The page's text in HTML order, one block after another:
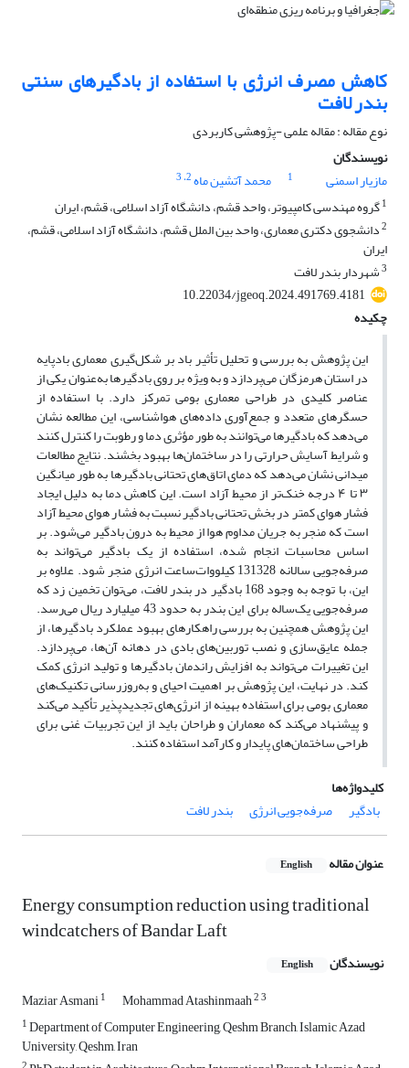
کاهش مصرف انرژی با استفاده از بادگیرهای سنتی
بندر لافت
نوع مقاله : مقاله علمی -پژوهشی کاربردی
نویسندگان
مازیار اسمنی
1 محمد آتشین ماه2، 3
1گروه مهندسی کامپیوتر، واحد قشم، دانشگاه آزاد اسلامی، قشم، ایران
2دانشجوی دکتری معماری، واحد بین الملل قشم، دانشگاه آزاد اسلامی، قشم،
ایران
3شهردار بندر لافت
10.22034/jgeoq.2024.491769.4181
چکیده
این پژوهش به بررسی و تحلیل تأثیر باد بر شکل‌گیری معماری بادپایه
در استان هرمزگان می‌پردازد و به‌ ویژه بر روی بادگیرها به‌عنوان یکی از
عناصر کلیدی در طراحی معماری بومی تمرکز دارد. با استفاده از
حسگرهای متعدد و جمع‌آوری داده‌های هواشناسی، این مطالعه نشان
می‌دهد که بادگیرها می‌توانند به طور مؤثری دما و رطوبت را کنترل کنند
و شرایط آسایش حرارتی را در ساختمان‌ها بهبود بخشند. نتایج مطالعات
میدانی نشان می‌دهد که دمای اتاق‌های تحتانی بادگیرها به طور میانگین
۳ تا ۴ درجه خنک‌تر از محیط آزاد است. این کاهش دما به دلیل ایجاد
فشار هوای کمتر در بخش تحتانی بادگیر نسبت به فشار هوای محیط آزاد
است که منجر به جریان مداوم هوا از محیط به درون بادگیر می‌شود. بر
اساس محاسبات انجام شده، استفاده از یک بادگیر می‌تواند به
صرفه‌جویی سالانه 131328 کیلووات‌ساعت انرژی منجر شود. علاوه بر
این، با توجه به وجود 168 بادگیر در بندر لافت، می‌توان تخمین زد که
صرفه‌جویی یک‌ساله برای این بندر به حدود 43 میلیارد ریال می‌رسد.
این پژوهش همچنین به بررسی راهکارهای بهبود عملکرد بادگیرها، از
جمله عایق‌سازی و نصب توربین‌های بادی در دهانه آن‌ها، می‌پردازد.
این تغییرات می‌تواند به افزایش راندمان بادگیرها و تولید انرژی کمک
کند. در نهایت، این پژوهش بر اهمیت احیای و به‌روزرسانی تکنیک‌های
معماری بومی برای استفاده بهینه از انرژی‌های تجدیدپذیر تأکید می‌کند
و پیشنهاد می‌کند که معماران و طراحان باید از این تجربیات غنی برای
طراحی ساختمان‌های پایدار و کارآمد استفاده کنند.
کلیدواژه‌ها
بادگیر
صرفه‌جویی انرژی بندر لافت
عنوان مقاله English
Energy consumption reduction using traditional
windcatchers of Bandar Laft
نویسندگان English
Maziar Asmani1 Mohammad Atashinmaah23
1Department of Computer Engineering, Qeshm Branch, Islamic Azad
University, Qeshm, Iran